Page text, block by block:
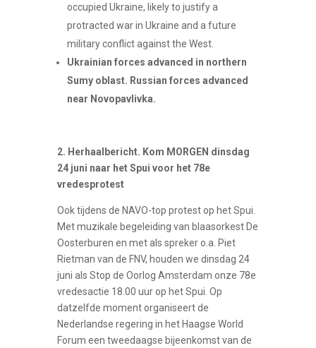
occupied Ukraine, likely to justify a
protracted war in Ukraine and a future
military conflict against the West.
Ukrainian forces advanced in northern
Sumy oblast. Russian forces advanced
near Novopavlivka.
2. Herhaalbericht. Kom MORGEN dinsdag
24 juni naar het Spui voor het 78e
vredesprotest
Ook tijdens de NAVO-top protest op het Spui.
Met muzikale begeleiding van blaasorkest De
Oosterburen en met als spreker o.a. Piet
Rietman van de FNV, houden we dinsdag 24
juni als Stop de Oorlog Amsterdam onze 78e
vredesactie 18.00 uur op het Spui. Op
datzelfde moment organiseert de
Nederlandse regering in het Haagse World
Forum een tweedaagse bijeenkomst van de